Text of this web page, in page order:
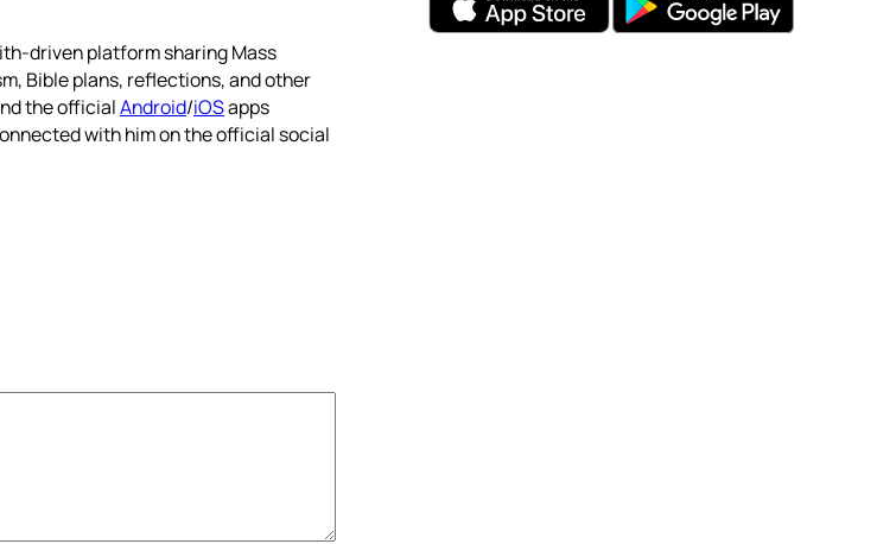
driven platform sharing Mass
Bible plans, reflections, and other
the officialAndroid/iOSapps
with him on the official social